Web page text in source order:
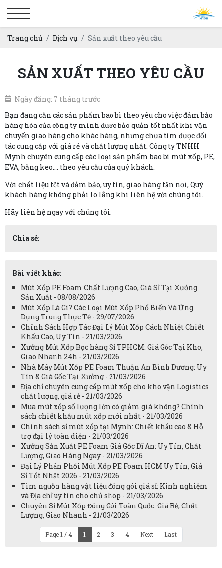
Trang chủ Dịch vụ Sản xuất theo yêu cầu
SẢN XUẤT THEO YÊU CẦU
Ngày đăng: 7 tháng trước
Bạn đang cần các sản phẩm bao bì theo yêu cho việc đảm bảo
hàng hóa của công ty mình được bảo quản tốt nhất khi vận
chuyển giao hàng cho khác hàng, nhưng chưa tìm được đối
tác cung cấp với giá rẻ và chất lượng nhất. Công ty TNHH
Mynh chuyên cung cấp các loại sản phẩm bao bì mút xốp, PE,
EVA, băng keo.... theo yêu cầu của quý khách.
Với chất liệu tốt và đảm bảo, uy tín, giao hàng tận nơi, Quý
khách hàng không phải lo lắng khi liên hệ với chúng tôi.
Hãy liên hệ ngay với chúng tôi.
Chia sẻ:
Bài viết khác:
Mút Xốp PE Foam Chất Lượng Cao, Giá Sỉ Tại Xưởng
Sản Xuất - 08/08/2026
Mút Xốp Là Gì? Các Loại Mút Xốp Phổ Biến Và Ứng
Dụng Trong Thực Tế - 29/07/2026
Chính Sách Hợp Tác Đại Lý Mút Xốp Cách Nhiệt Chiết
Khấu Cao, Uy Tín - 21/03/2026
Xưởng Mút Xốp Bọc hàng Sỉ TPHCM: Giá Gốc Tại Kho,
Giao Nhanh 24h - 21/03/2026
Nhà Máy Mút Xốp PE Foam Thuận An Bình Dương: Uy
Tín & Giá Gốc Tại Xưởng - 21/03/2026
Địa chỉ chuyên cung cấp mút xốp cho kho vận Logistics
chất lượng, giá rẻ - 21/03/2026
Mua mút xốp số lượng lớn có giảm giá không? Chính
sách chiết khấu mút xốp mới nhất - 21/03/2026
Chính sách sỉ mút xốp tại Mynh: Chiết khấu cao & Hỗ
trợ đại lý toàn diện - 21/03/2026
Xưởng Sản Xuất PE Foam Giá Gốc Dĩ An: Uy Tín, Chất
Lượng, Giao Hàng Ngay - 21/03/2026
Đại Lý Phân Phối Mút Xốp PE Foam HCM Uy Tín, Giá
Sỉ Tốt Nhất 2026 - 21/03/2026
Tìm nguồn hàng vật liệu đóng gói giá sỉ: Kinh nghiệm
và Địa chỉ uy tín cho chủ shop - 21/03/2026
Chuyên Sỉ Mút Xốp Đóng Gói Toàn Quốc: Giá Rẻ, Chất
Lượng, Giao Nhanh - 21/03/2026
Page 1 / 4 1 2 3 4 Next Last